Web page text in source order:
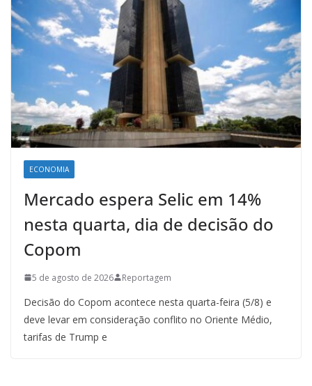
ECONOMIA
Mercado espera Selic em 14%
nesta quarta, dia de decisão do
Copom
5 de agosto de 2026 Reportagem
Decisão do Copom acontece nesta quarta-feira (5/8) e
deve levar em consideração conflito no Oriente Médio,
tarifas de Trump e